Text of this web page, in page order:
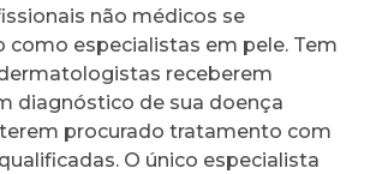
não médicos se
como especialistas em pele. Tem
receberem
diagnóstico de sua doença
procurado tratamento com
O único especialista